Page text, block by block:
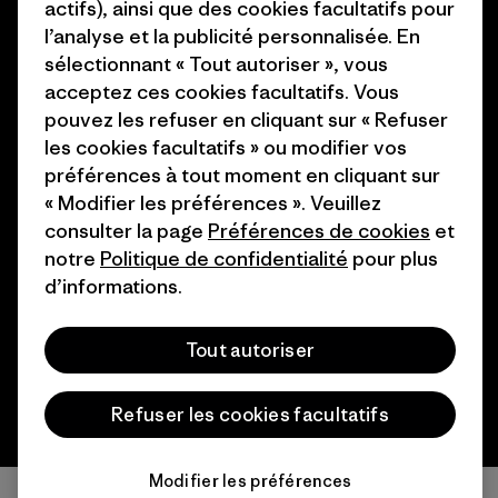
Cartes cadeaux
Programme d’affiliation
Patagonia Suisse Plan du site
© 2026 Patagonia, Inc. All Rights Reserved.
actifs), ainsi que des cookies facultatifs pour
l’analyse et la publicité personnalisée. En
sélectionnant « Tout autoriser », vous
acceptez ces cookies facultatifs. Vous
pouvez les refuser en cliquant sur « Refuser
les cookies facultatifs » ou modifier vos
préférences à tout moment en cliquant sur
« Modifier les préférences ». Veuillez
consulter la page Préférences de cookies et
notre Politique de confidentialité pour plus
d’informations.
Tout autoriser
Refuser les cookies facultatifs
Modifier les préférences